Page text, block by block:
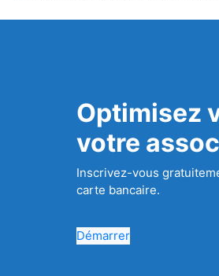
Optimisez
votre
Inscrivez-vous
carte bancaire.
Démarrer